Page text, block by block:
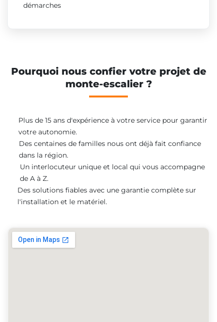
démarches
Pourquoi nous confier votre projet de
monte-escalier ?
Plus de 15 ans d'expérience à votre service pour garantir
votre autonomie.
Des centaines de familles nous ont déjà fait confiance
dans la région.
Un interlocuteur unique et local qui vous accompagne
de A à Z.
Des solutions fiables avec une garantie complète sur
l'installation et le matériel.